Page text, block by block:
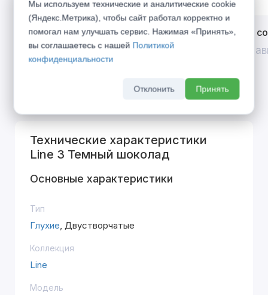
Открой двери выгоде. Дополнительная
скидка 10% на межкомнатные двери при
покупке входной двери
Divilux
До 31
Технические характеристики
Line 3 Темный шоколад
Основные характеристики
Тип
Глухие, Двустворчатые
Коллекция
Line
Модель
Мы используем технические и аналитические cookie
(Яндекс.Метрика), чтобы сайт работал корректно и
помогал нам улучшать сервис. Нажимая «Принять»,
вы соглашаетесь с нашей Политикой
конфиденциальности
Отклонить Принять